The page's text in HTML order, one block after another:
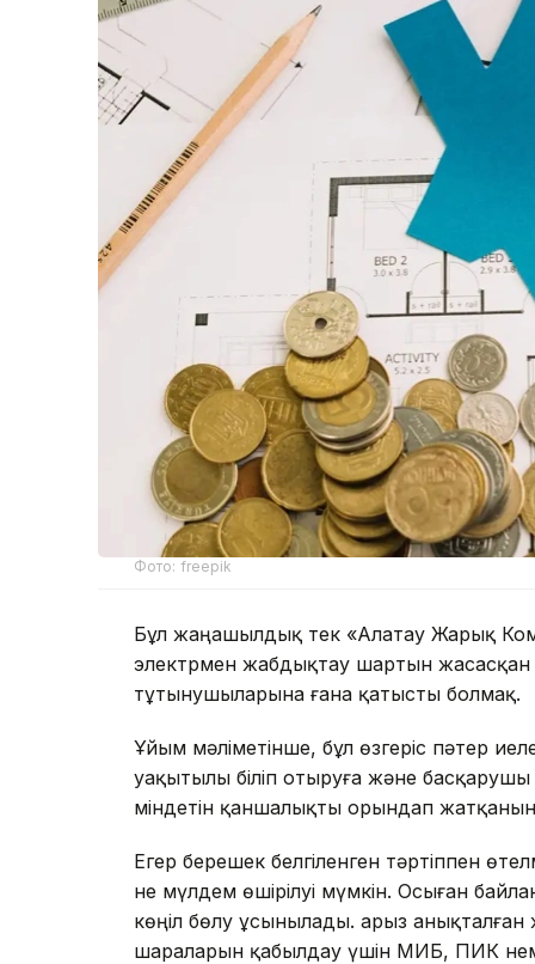
Фото: freepik
Бұл жаңашылдық тек «Алатау Жарық
электрмен жабдықтау шартын
тұтынушыларына ғана қатысты болмақ.
Ұйым мәліметінше, бұл өзгеріс пәтер
уақытылы біліп отыруға және
міндетін қаншалықты орындап жатқанын
Егер берешек белгіленген тәртіппен
не мүлдем өшірілуі мүмкін. Осыған
көңіл бөлу ұсынылады. Қарыз
шараларын қабылдау үшін МИБ, ПИК